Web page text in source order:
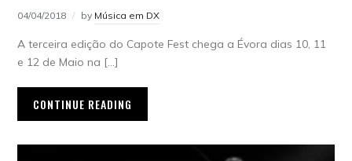
04/04/2018 by Música em DX
A terceira edição do Capote Fest chega a Évora dias 10, 11
e 12 de Maio na […]
CONTINUE READING